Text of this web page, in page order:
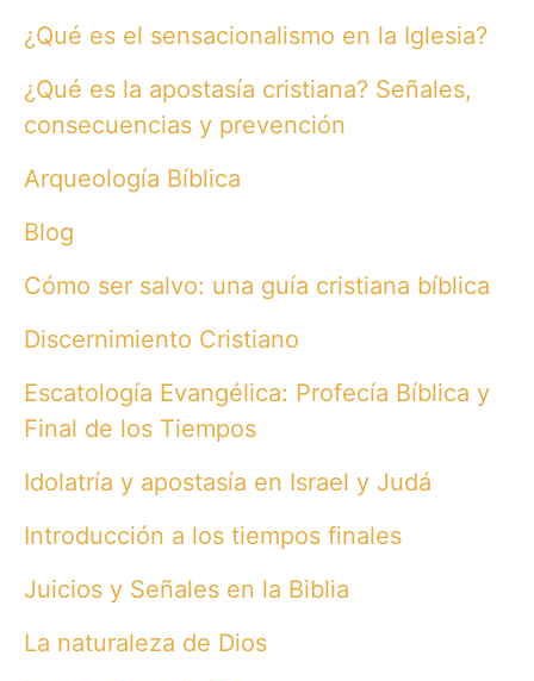
c
f
o
¿Qué es el sensacionalismo en la Iglesia?
¿Qué es la apostasía cristiana? Señales,
consecuencias y prevención
Arqueología Bíblica
Blog
Cómo ser salvo: una guía cristiana bíblica
Discernimiento Cristiano
Escatología Evangélica: Profecía Bíblica y
Final de los Tiempos
Idolatría y apostasía en Israel y Judá
Introducción a los tiempos finales
Juicios y Señales en la Biblia
La naturaleza de Dios